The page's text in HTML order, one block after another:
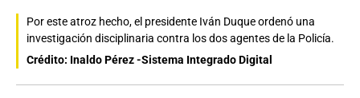
Por este atroz hecho, el presidente Iván Duque ordenó una
investigación disciplinaria contra los dos agentes de la Policía.
Crédito: Inaldo Pérez -Sistema Integrado Digital